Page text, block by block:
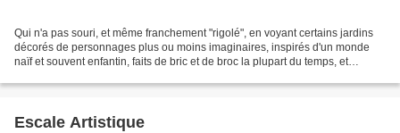
Qui n'a pas souri, et même franchement "rigolé", en voyant certains jardins
décorés de personnages plus ou moins imaginaires, inspirés d'un monde
naïf et souvent enfantin, faits de bric et de broc la plupart du temps, et
Escale Artistique